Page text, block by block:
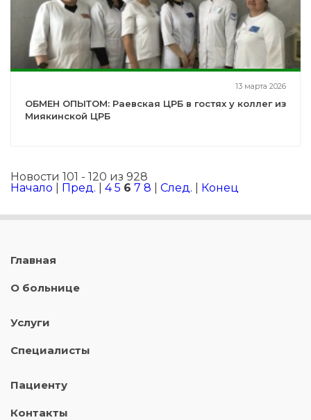
13 марта 2026
ОБМЕН ОПЫТОМ: Раевская ЦРБ в гостях у коллег из
Миякинской ЦРБ
Новости 101 - 120 из 928
Начало
Пред. 4 5 6 7 8 След. Конец
Главная
О больнице
Услуги
Специалисты
Пациенту
Контакты